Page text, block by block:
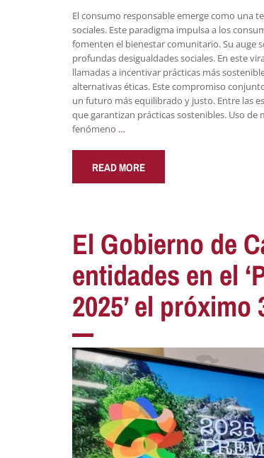
El consumo responsable emerge como una
sociales. Este paradigma impulsa a los
fomenten el bienestar comunitario. Su auge
profundas desigualdades sociales. En este
llamadas a incentivar prácticas más
alternativas éticas. Este compromiso
un futuro más equilibrado y justo. Entre las
que garantizan prácticas sostenibles. Uso de
fenómeno …
READ MORE
El Gobierno de
entidades en el
2025’ el